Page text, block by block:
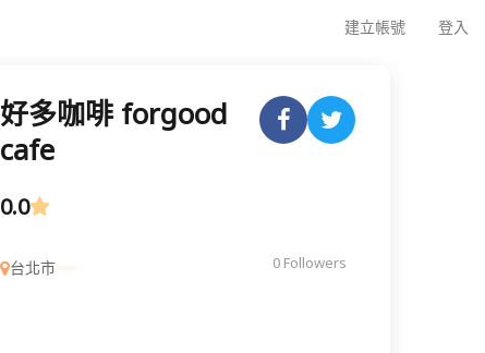
建立帳號 登入
好多咖啡 forgood
cafe
0.0
台北市 0 Followers